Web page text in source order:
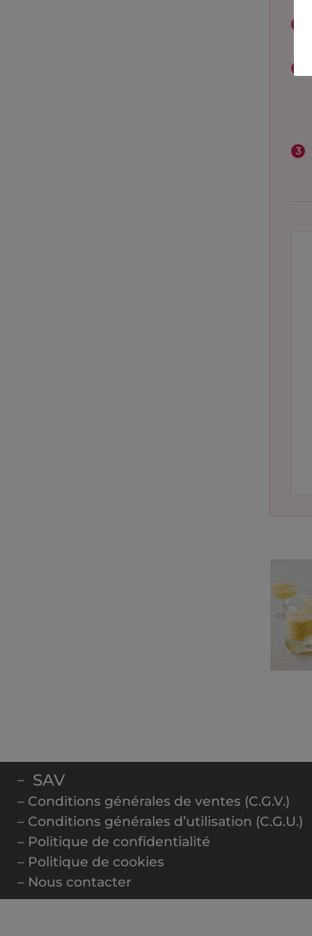
– SAV
– Conditions générales de ventes (C.G.V.)
– Conditions générales d’utilisation (C.G.U.)
– Politique de confidentialité
– Politique de cookies
– Nous contacter